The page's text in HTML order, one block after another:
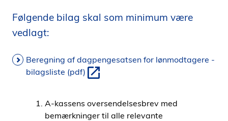
i
d
n
Følgende bilag skal som minimum være
vedlagt:
Beregning af dagpengesatsen for lønmodtagere -
bilagsliste (pdf)
A-kassens oversendelsesbrev med
bemærkninger til alle relevante